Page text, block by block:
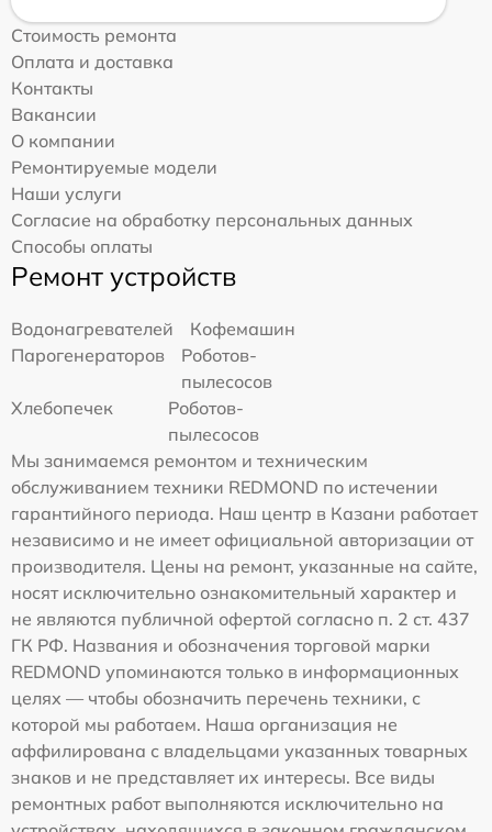
Стоимость ремонта
Оплата и доставка
Контакты
Вакансии
О компании
Ремонтируемые модели
Наши услуги
Согласие на обработку персональных данных
Способы оплаты
Ремонт устройств
Водонагревателей
Кофемашин
Парогенераторов
Роботов-
пылесосов
Хлебопечек
Роботов-
пылесосов
Мы занимаемся ремонтом и техническим
обслуживанием техники REDMOND по истечении
гарантийного периода. Наш центр в Казани работает
независимо и не имеет официальной авторизации от
производителя. Цены на ремонт, указанные на сайте,
носят исключительно ознакомительный характер и
не являются публичной офертой согласно п. 2 ст. 437
ГК РФ. Названия и обозначения торговой марки
REDMOND упоминаются только в информационных
целях — чтобы обозначить перечень техники, с
которой мы работаем. Наша организация не
аффилирована с владельцами указанных товарных
знаков и не представляет их интересы. Все виды
ремонтных работ выполняются исключительно на